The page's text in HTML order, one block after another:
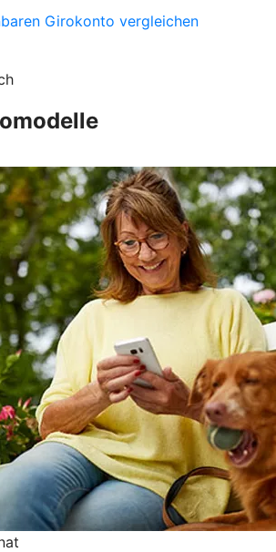
Girokonto vergleichen